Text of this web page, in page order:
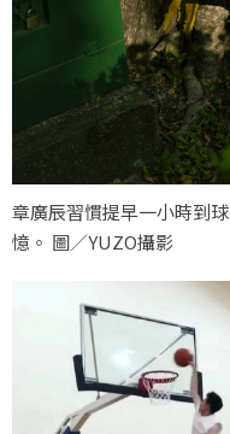
章廣辰習慣提早一小時到
憶。 圖／YUZO攝影